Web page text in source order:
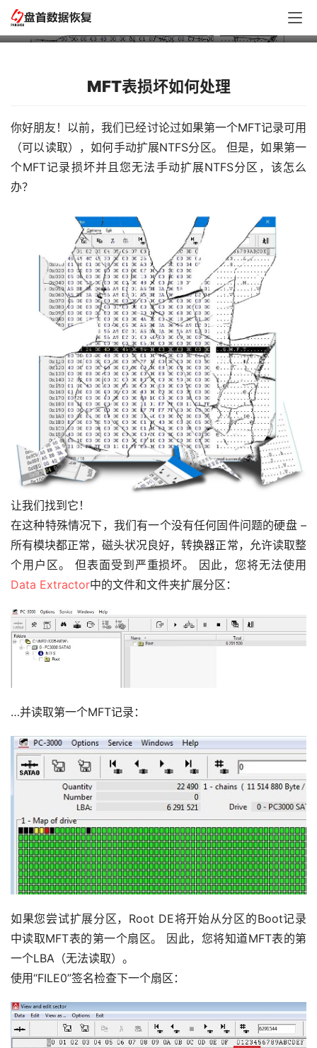
PC3000 for HDD 如何处理MFT表损坏
MFT表损坏如何处理
你好朋友！以前，我们已经讨论过如果第一个MFT记录可用
（可以读取），如何手动扩展NTFS分区。 但是，如果第一
个MFT记录损坏并且您无法手动扩展NTFS分区，该怎么
办？
让我们找到它！
在这种特殊情况下，我们有一个没有任何固件问题的硬盘 –
所有模块都正常，磁头状况良好，转换器正常，允许读取整
个用户区。 但表面受到严重损坏。 因此，您将无法使用
Data Extractor中的文件和文件夹扩展分区：
…并读取第一个MFT记录：
如果您尝试扩展分区，Root DE将开始从分区的Boot记录
中读取MFT表的第一个扇区。 因此，您将知道MFT表的第
一个LBA（无法读取）。
使用“FILE0”签名检查下一个扇区：